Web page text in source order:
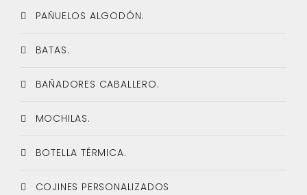
PAÑUELOS ALGODÓN.
BATAS.
BAÑADORES CABALLERO.
MOCHILAS.
BOTELLA TÉRMICA.
COJINES PERSONALIZADOS